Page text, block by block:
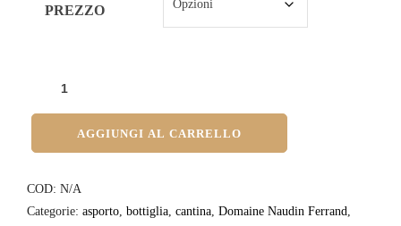
PREZZO
AGGIUNGI AL CARRELLO
COD: N/A
Categorie: asporto, bottiglia, cantina, Domaine Naudin Ferrand,